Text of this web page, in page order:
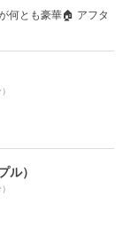
何とも豪華🏠 アフタ
）